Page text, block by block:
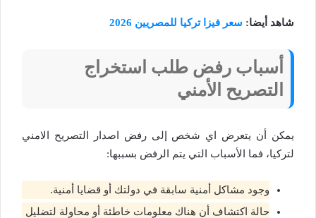
شاهد أيضا: سعر فيزا تركيا للمصريين 2026
أسباب رفض طلب استخراج
التصريح الأمني
يمكن أن يتعرض اي شخص إلى رفض اصدار التصريح الامني
لتركيا، فما الأسباب التي يتم الرفض بسببها:
وجود مشاكل أمنية سابقة في دولتك أو قضايا أمنية.
حالة اكتشاف أن هناك معلومات خاطئة أو محاولة لتضليل